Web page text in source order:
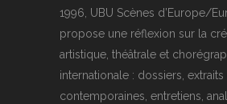
1996, UBU Scènes d’Europe/
propose une réflexion sur la
artistique, théâtrale et
internationale : dossiers,
contemporaines, entretiens,